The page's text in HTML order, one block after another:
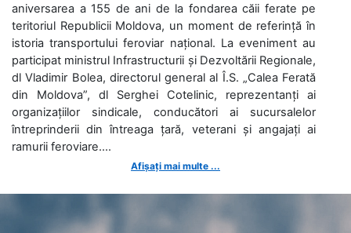
aniversarea a 155 de ani de la fondarea căii ferate pe
teritoriul Republicii Moldova, un moment de referință în
istoria transportului feroviar național. La eveniment au
participat ministrul Infrastructurii și Dezvoltării Regionale,
dl Vladimir Bolea, directorul general al Î.S. „Calea Ferată
din Moldova”, dl Serghei Cotelinic, reprezentanți ai
organizațiilor sindicale, conducători ai sucursalelor
întreprinderii din întreaga țară, veterani și angajați ai
ramurii feroviare....
Afișați mai multe ...